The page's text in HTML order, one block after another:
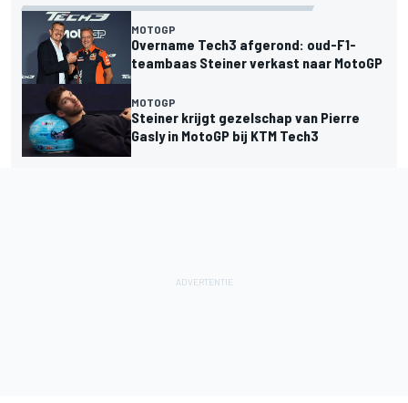
MOTOGP
Overname Tech3 afgerond: oud-F1-
teambaas Steiner verkast naar MotoGP
MOTOGP
Steiner krijgt gezelschap van Pierre
Gasly in MotoGP bij KTM Tech3